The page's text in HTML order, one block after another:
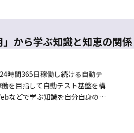
」から学ぶ知識と知恵の関係
時間365日稼働し続ける自動テ
を目指して自動テスト基盤を構
などで学ぶ知識を自分自身の知
覧頂けると幸いです。